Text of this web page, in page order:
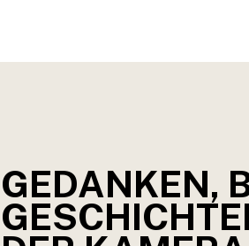
GEDANKEN,